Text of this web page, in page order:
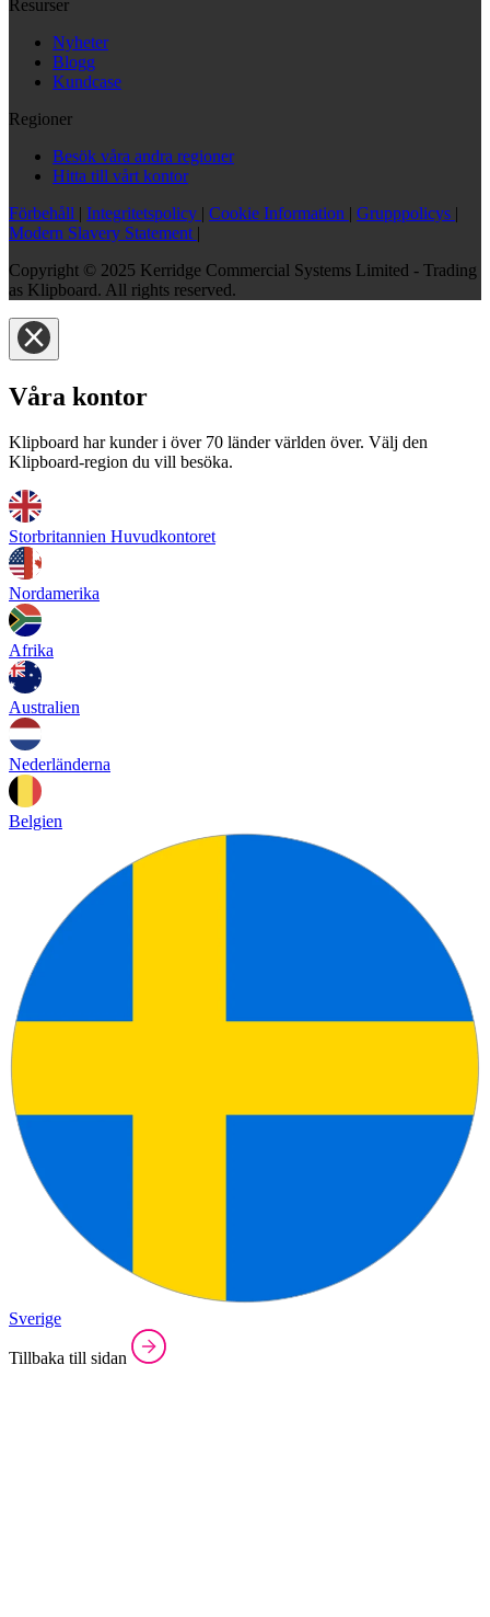
Resurser
Nyheter
Blogg
Kundcase
Regioner
Besök våra andra regioner
Hitta till vårt kontor
Förbehåll | Integritetspolicy | Cookie Information | Grupppolicys |
Modern Slavery Statement |
Copyright © 2025 Kerridge Commercial Systems Limited - Trading
as Klipboard. All rights reserved.
Våra kontor
Klipboard har kunder i över 70 länder världen över. Välj den
Klipboard-region du vill besöka.
Storbritannien Huvudkontoret
Nordamerika
Afrika
Australien
Nederländerna
Belgien
Sverige
Tillbaka till sidan